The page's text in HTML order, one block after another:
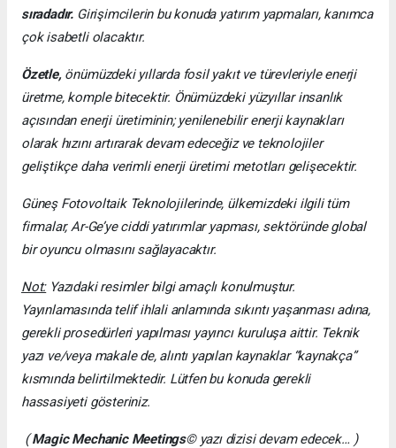
sıradadır. Girişimcilerin bu konuda yatırım yapmaları, kanımca
çok isabetli olacaktır.
Özetle,önümüzdeki yıllarda fosil yakıt ve türevleriyle enerji
üretme, komple bitecektir. Önümüzdeki yüzyıllar insanlık
açısından enerji üretiminin; yenilenebilir enerji kaynakları
olarak hızını artırarak devam edeceğiz ve teknolojiler
geliştikçe daha verimli enerji üretimi metotları gelişecektir.
Güneş Fotovoltaik Teknolojilerinde, ülkemizdeki ilgili tüm
firmalar, Ar-Ge’ye ciddi yatırımlar yapması, sektöründe global
bir oyuncu olmasını sağlayacaktır.
Not:Yazıdaki resimler bilgi amaçlı konulmuştur.
Yayınlamasında telif ihlali anlamında sıkıntı yaşanması adına,
gerekli prosedürleri yapılması yayıncı kuruluşa aittir. Teknik
yazı ve/veya makale de, alıntı yapılan kaynaklar “kaynakça”
kısmında belirtilmektedir. Lütfen bu konuda gerekli
hassasiyeti gösteriniz.
(Magic Mechanic Meetings© yazı dizisi devam edecek… )